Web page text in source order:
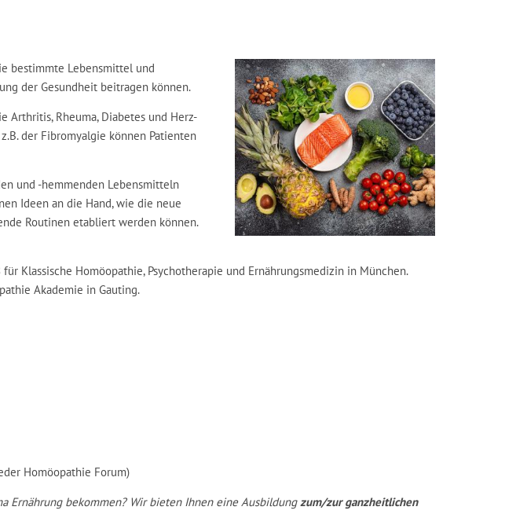
bestimmte Lebensmittel und
der Gesundheit beitragen können.
Arthritis, Rheuma, Diabetes und Herz-
der Fibromyalgie können Patienten
und -hemmenden Lebensmitteln
Ideen an die Hand, wie die neue
Routinen etabliert werden können.
Klassische Homöopathie, Psychotherapie und Ernährungsmedizin in München.
Akademie in Gauting.
Homöopathie Forum)
Ernährung bekommen? Wir bieten Ihnen eine Ausbildungzum/zur ganzheitlichen